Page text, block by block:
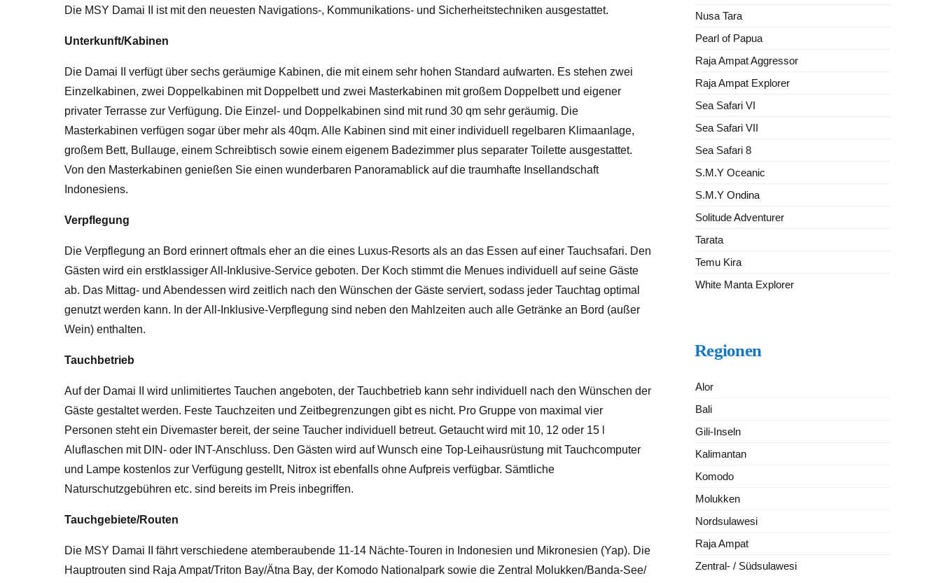
Die MSY Damai II ist mit den neuesten Navigations-, Kommunikations- und Sicherheitstechniken ausgestattet.
Unterkunft/Kabinen
Die Damai II verfügt über sechs geräumige Kabinen, die mit einem sehr hohen Standard aufwarten. Es stehen zwei
Einzelkabinen, zwei Doppelkabinen mit Doppelbett und zwei Masterkabinen mit großem Doppelbett und eigener
privater Terrasse zur Verfügung. Die Einzel- und Doppelkabinen sind mit rund 30 qm sehr geräumig. Die
Masterkabinen verfügen sogar über mehr als 40qm. Alle Kabinen sind mit einer individuell regelbaren Klimaanlage,
großem Bett, Bullauge, einem Schreibtisch sowie einem eigenem Badezimmer plus separater Toilette ausgestattet.
Von den Masterkabinen genießen Sie einen wunderbaren Panoramablick auf die traumhafte Insellandschaft
Indonesiens.
Verpflegung
Die Verpflegung an Bord erinnert oftmals eher an die eines Luxus-Resorts als an das Essen auf einer Tauchsafari. Den
Gästen wird ein erstklassiger All-Inklusive-Service geboten. Der Koch stimmt die Menues individuell auf seine Gäste
ab. Das Mittag- und Abendessen wird zeitlich nach den Wünschen der Gäste serviert, sodass jeder Tauchtag optimal
genutzt werden kann. In der All-Inklusive-Verpflegung sind neben den Mahlzeiten auch alle Getränke an Bord (außer
Wein) enthalten.
Tauchbetrieb
Auf der Damai II wird unlimitiertes Tauchen angeboten, der Tauchbetrieb kann sehr individuell nach den Wünschen der
Gäste gestaltet werden. Feste Tauchzeiten und Zeitbegrenzungen gibt es nicht. Pro Gruppe von maximal vier
Personen steht ein Divemaster bereit, der seine Taucher individuell betreut. Getaucht wird mit 10, 12 oder 15 l
Aluflaschen mit DIN- oder INT-Anschluss. Den Gästen wird auf Wunsch eine Top-Leihausrüstung mit Tauchcomputer
und Lampe kostenlos zur Verfügung gestellt, Nitrox ist ebenfalls ohne Aufpreis verfügbar. Sämtliche
Naturschutzgebühren etc. sind bereits im Preis inbegriffen.
Tauchgebiete/Routen
Die MSY Damai II fährt verschiedene atemberaubende 11-14 Nächte-Touren in Indonesien und Mikronesien (Yap). Die
Hauptrouten sind Raja Ampat/Triton Bay/Ätna Bay, der Komodo Nationalpark sowie die Zentral Molukken/Banda-See/
Nusa Tara
Pearl of Papua
Raja Ampat Aggressor
Raja Ampat Explorer
Sea Safari VI
Sea Safari VII
Sea Safari 8
S.M.Y Oceanic
S.M.Y Ondina
Solitude Adventurer
Tarata
Temu Kira
White Manta Explorer
Regionen
Alor
Bali
Gili-Inseln
Kalimantan
Komodo
Molukken
Nordsulawesi
Raja Ampat
Zentral- / Südsulawesi